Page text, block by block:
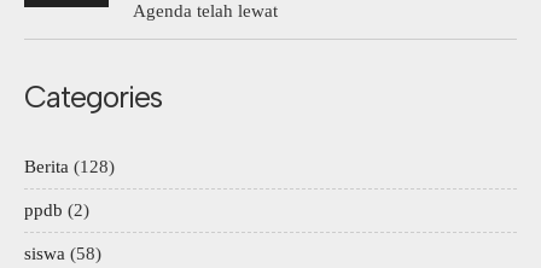
Agenda telah lewat
Categories
Berita (128)
ppdb (2)
siswa (58)